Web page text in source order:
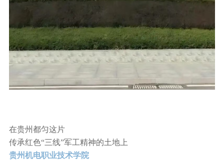
在贵州都匀这片
传承红色“三线”军工精神的土地上
贵州机电职业技术学院